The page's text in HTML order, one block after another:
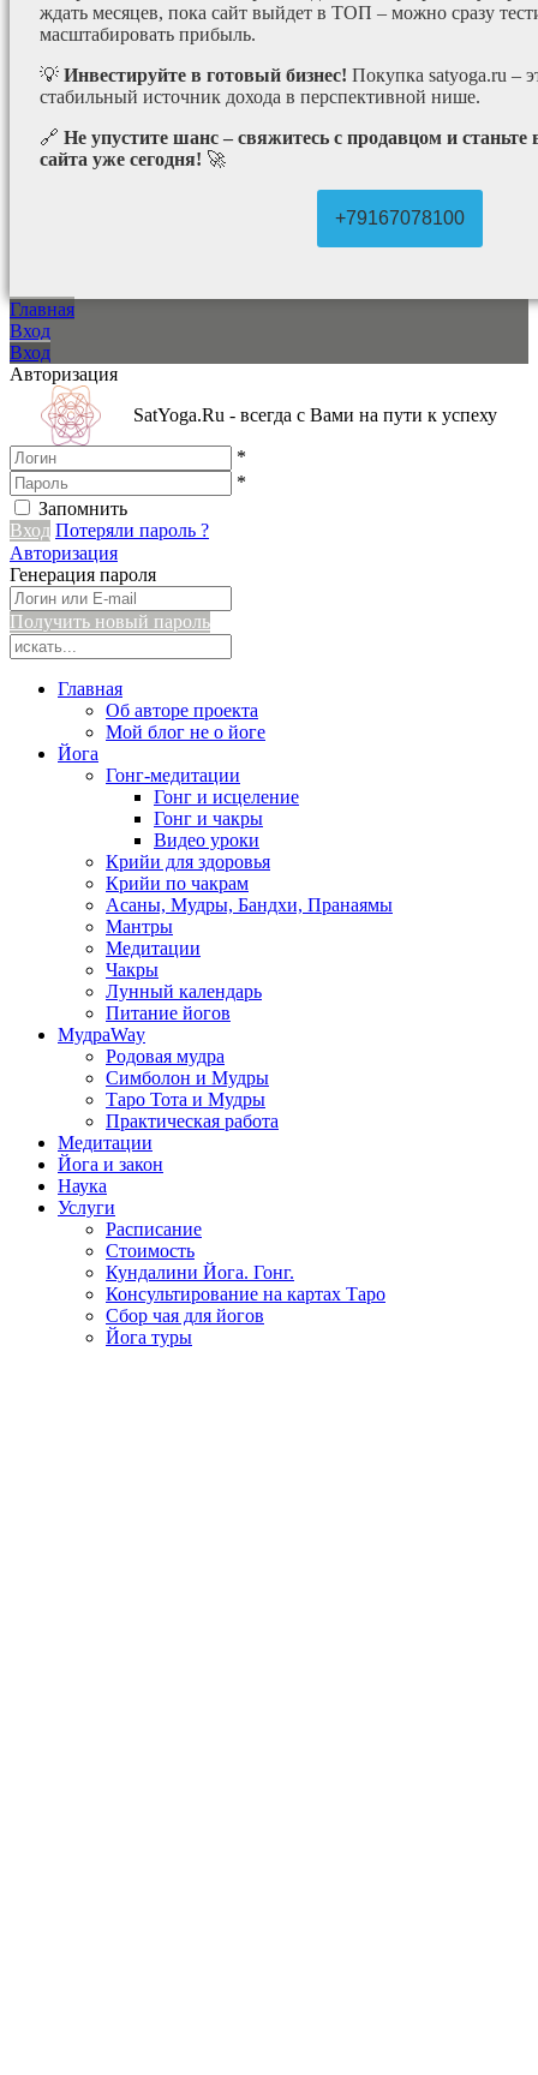
ждать месяцев, пока сайт выйдет в ТОП – можно сразу
масштабировать прибыль.
💡 Инвестируйте в готовый бизнес! Покупка satyoga.ru –
стабильный источник дохода в перспективной нише.
🔗 Не упустите шанс – свяжитесь с продавцом и
сайта уже сегодня! 🚀
+79167078100
Главная
Вход
Вход
Авторизация
SatYoga.Ru - всегда с Вами на пути к успеху
*
*
Запомнить
Вход Потеряли пароль ?
Авторизация
Генерация пароля
Получить новый пароль
Главная
Об авторе проекта
Мой блог не о йоге
Йога
Гонг-медитации
Гонг и исцеление
Гонг и чакры
Видео уроки
Крийи для здоровья
Крийи по чакрам
Асаны, Мудры, Бандхи, Пранаямы
Мантры
Медитации
Чакры
Лунный календарь
Питание йогов
МудраWay
Родовая мудра
Симболон и Мудры
Таро Тота и Мудры
Практическая работа
Медитации
Йога и закон
Наука
Услуги
Расписание
Стоимость
Кундалини Йога. Гонг.
Консультирование на картах Таро
Сбор чая для йогов
Йога туры